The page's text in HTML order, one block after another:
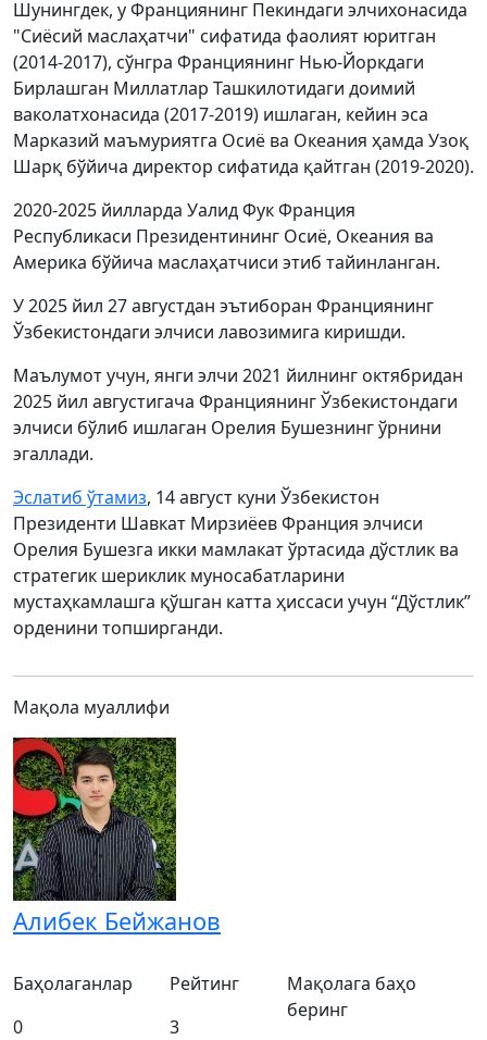
Шунингдек, у Франциянинг Пекиндаги элчихонасида
"Сиёсий маслаҳатчи" сифатида фаолият юритган
(2014-2017), сўнгра Франциянинг Нью-Йоркдаги
Бирлашган Миллатлар Ташкилотидаги доимий
ваколатхонасида (2017-2019) ишлаган, кейин эса
Марказий маъмуриятга Осиё ва Океания ҳамда Узоқ
Шарқ бўйича директор сифатида қайтган (2019-2020).
2020-2025 йилларда Уалид Фук Франция
Республикаси Президентининг Осиё, Океания ва
Америка бўйича маслаҳатчиси этиб тайинланган.
У 2025 йил 27 августдан эътиборан Франциянинг
Ўзбекистондаги элчиси лавозимига киришди.
Маълумот учун, янги элчи 2021 йилнинг октябридан
2025 йил августигача Франциянинг Ўзбекистондаги
элчиси бўлиб ишлаган Орелия Бушезнинг ўрнини
эгаллади.
Эслатиб ўтамиз, 14 август куни Ўзбекистон
Президенти Шавкат Мирзиёев Франция элчиси
Орелия Бушезга икки мамлакат ўртасида дўстлик ва
стратегик шериклик муносабатларини
мустаҳкамлашга қўшган катта ҳиссаси учун “Дўстлик”
орденини топширганди.
Мақола муаллифи
Алибек Бейжанов
Баҳолаганлар
0
Рейтинг
3
Мақолага баҳо
беринг